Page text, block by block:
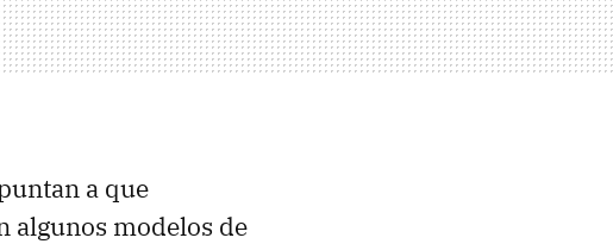
a que
algunos modelos de